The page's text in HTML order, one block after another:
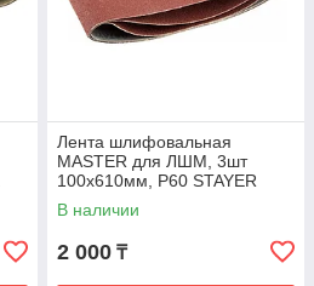
Лента шлифовальная
MASTER для ЛШМ, 3шт
100х610мм, P60 STAYER
35443-060
В наличии
2 000 ₸